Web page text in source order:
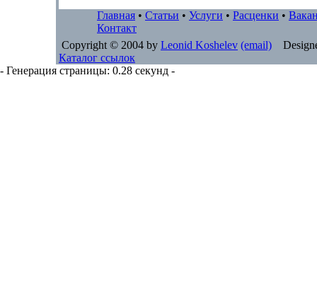
Главная • Статьи • Услуги • Расценки •
Контакт
Copyright © 2004 by Leonid Koshelev (email)
Каталог ссылок
- Генерация страницы: 0.28 секунд -